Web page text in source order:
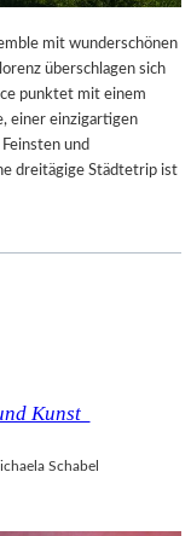
mit wunderschönen
überschlagen sich
punktet mit einem
einer einzigartigen
und
dreitägige Städtetrip ist
Kunst
Schabel